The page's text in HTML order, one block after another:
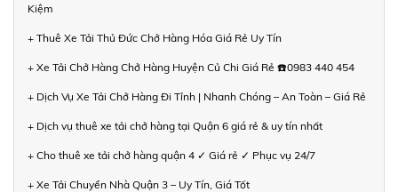
Kiệm
+ Thuê Xe Tải Thủ Đức Chở Hàng Hóa Giá Rẻ Uy Tín
+ Xe Tải Chở Hàng Chở Hàng Huyện Củ Chi Giá Rẻ ☎️0983 440 454
+ Dịch Vụ Xe Tải Chở Hàng Đi Tỉnh | Nhanh Chóng – An Toàn – Giá Rẻ
+ Dịch vụ thuê xe tải chở hàng tại Quận 6 giá rẻ & uy tín nhất
+ Cho thuê xe tải chở hàng quận 4 ✓ Giá rẻ ✓ Phục vụ 24/7
+ Xe Tải Chuyển Nhà Quận 3 – Uy Tín, Giá Tốt